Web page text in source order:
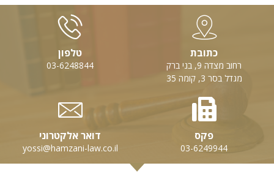
כתובת
רחוב מצדה 9, בני ברק
מגדל בסר 3, קומה 35
טלפון
03-6248844
פקס
03-6249944
דואר אלקטרוני
yossi@hamzani-law.co.il